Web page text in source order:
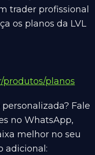
trader profissional
os planos da LVL
produtos/planos
Fale
no WhatsApp,
melhor no seu
adicional: